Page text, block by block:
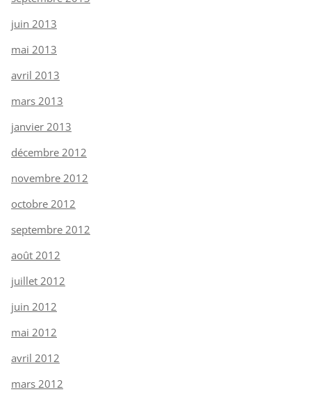
juin 2013
mai 2013
avril 2013
mars 2013
janvier 2013
décembre 2012
novembre 2012
octobre 2012
septembre 2012
août 2012
juillet 2012
juin 2012
mai 2012
avril 2012
mars 2012